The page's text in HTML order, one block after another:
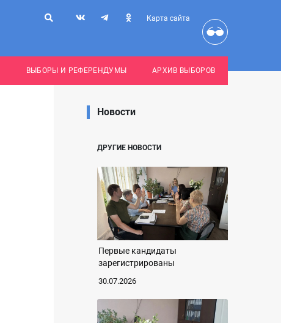
Карта сайта
ВЫБОРЫ И РЕФЕРЕНДУМЫ АРХИВ ВЫБОРОВ
Новости
ДРУГИЕ НОВОСТИ
Первые кандидаты
зарегистрированы
30.07.2026